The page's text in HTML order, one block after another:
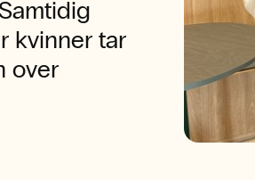
kvinner tar
over